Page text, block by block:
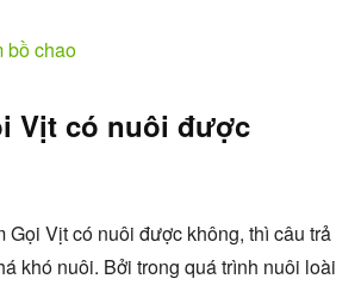
bồ chao
Vịt có nuôi được
Gọi Vịt có nuôi được không, thì câu trả
khó nuôi. Bởi trong quá trình nuôi loài